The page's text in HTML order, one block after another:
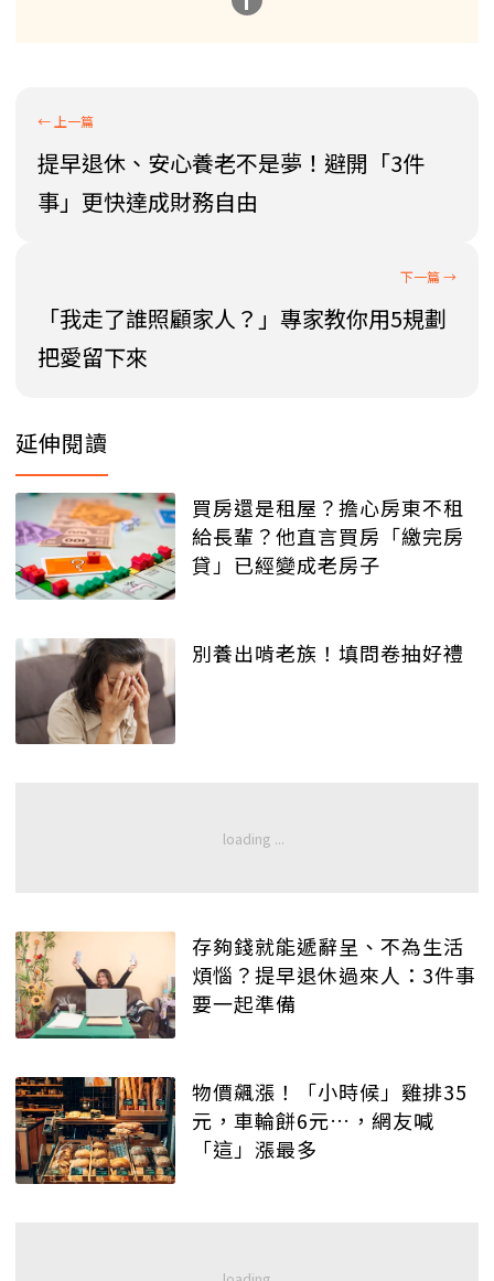
提早退休、安心養老不是夢！避開「3件
事」更快達成財務自由
「我走了誰照顧家人？」專家教你用5規劃
把愛留下來
延伸閱讀
買房還是租屋？擔心房東不租
給長輩？他直言買房「繳完房
貸」已經變成老房子
別養出啃老族！填問卷抽好禮
存夠錢就能遞辭呈、不為生活
煩惱？提早退休過來人：3件事
要一起準備
物價飆漲！「小時候」雞排35
元，車輪餅6元…，網友喊
「這」漲最多